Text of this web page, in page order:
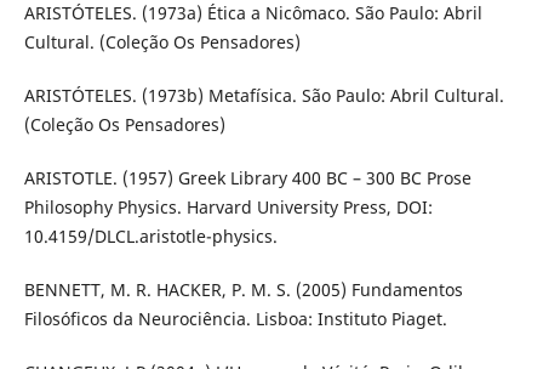
ARISTÓTELES. (1973a) Ética a Nicômaco. São Paulo: Abril
Cultural. (Coleção Os Pensadores)
ARISTÓTELES. (1973b) Metafísica. São Paulo: Abril Cultural.
(Coleção Os Pensadores)
ARISTOTLE. (1957) Greek Library 400 BC – 300 BC Prose
Philosophy Physics. Harvard University Press, DOI:
10.4159/DLCL.aristotle-physics.
BENNETT, M. R. HACKER, P. M. S. (2005) Fundamentos
Filosóficos da Neurociência. Lisboa: Instituto Piaget.